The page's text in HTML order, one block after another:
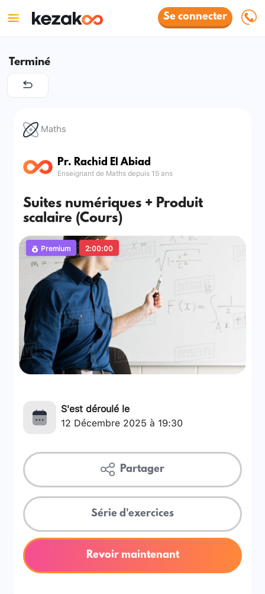
Se connecter
Terminé
Maths
Pr. Rachid El Abiad
Enseignant de Maths depuis 15 ans
Suites numériques + Produit
scalaire (Cours)
Premium 2:00:00
S'est déroulé le
12 Décembre 2025 à 19:30
Partager
Série d'exercices
Revoir maintenant